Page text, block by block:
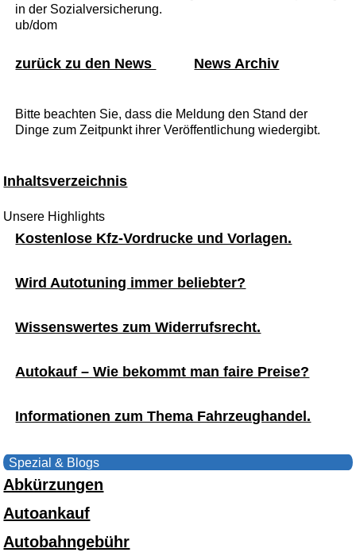
in der Sozialversicherung.
ub/dom
zurück zu den News News Archiv
Bitte beachten Sie, dass die Meldung den Stand der
Dinge zum Zeitpunkt ihrer Veröffentlichung wiedergibt.
Inhaltsverzeichnis
Unsere Highlights
Kostenlose Kfz-Vordrucke und Vorlagen.
Wird Autotuning immer beliebter?
Wissenswertes zum Widerrufsrecht.
Autokauf – Wie bekommt man faire Preise?
Informationen zum Thema Fahrzeughandel.
Spezial & Blogs
Abkürzungen
Autoankauf
Autobahngebühr